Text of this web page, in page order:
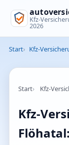
Kfz-
2026
Start Kfz-
Start Kfz-
Kfz-